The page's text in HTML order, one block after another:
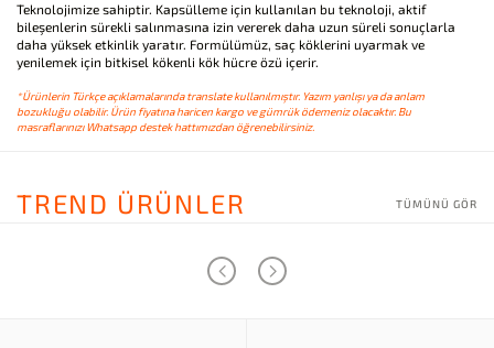
Teknolojimize sahiptir. Kapsülleme için kullanılan bu teknoloji, aktif
bileşenlerin sürekli salınmasına izin vererek daha uzun süreli sonuçlarla
daha yüksek etkinlik yaratır. Formülümüz, saç köklerini uyarmak ve
yenilemek için bitkisel kökenli kök hücre özü içerir.
*Ürünlerin Türkçe açıklamalarında translate kullanılmıştır. Yazım yanlışı ya da anlam
bozukluğu olabilir. Ürün fiyatına haricen kargo ve gümrük ödemeniz olacaktır. Bu
masraflarınızı Whatsapp destek hattımızdan öğrenebilirsiniz.
TREND ÜRÜNLER TÜMÜNÜ GÖR